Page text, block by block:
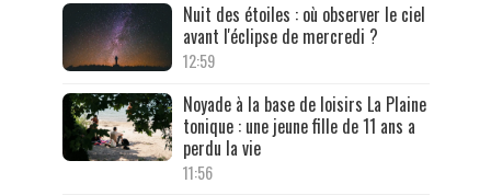
Nuit des étoiles : où observer le ciel
avant l'éclipse de mercredi ?
12:59
Noyade à la base de loisirs La Plaine
tonique : une jeune fille de 11 ans a
perdu la vie
11:56